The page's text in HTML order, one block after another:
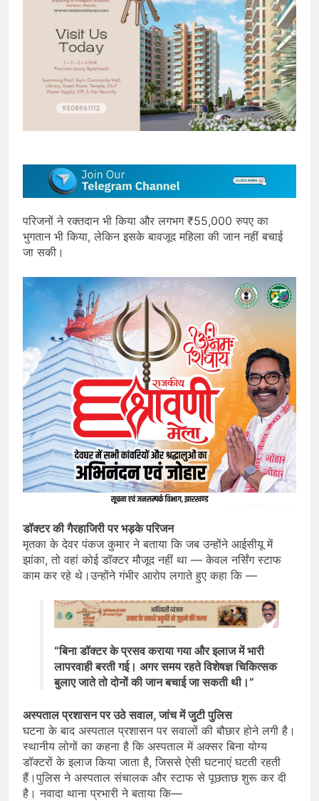
परिजनों ने रक्तदान भी किया और लगभग ₹55,000 रुपए का
भुगतान भी किया, लेकिन इसके बावजूद महिला की जान नहीं बचाई
जा सकी।
डॉक्टर की गैरहाजिरी पर भड़के परिजन
मृतका के देवर पंकज कुमार ने बताया कि जब उन्होंने आईसीयू में
झांका, तो वहां कोई डॉक्टर मौजूद नहीं था — केवल नर्सिंग स्टाफ
काम कर रहे थे।उन्होंने गंभीर आरोप लगाते हुए कहा कि —
“बिना डॉक्टर के प्रसव कराया गया और इलाज में भारी
लापरवाही बरती गई। अगर समय रहते विशेषज्ञ चिकित्सक
बुलाए जाते तो दोनों की जान बचाई जा सकती थी।”
अस्पताल प्रशासन पर उठे सवाल, जांच में जुटी पुलिस
घटना के बाद अस्पताल प्रशासन पर सवालों की बौछार होने लगी है।
स्थानीय लोगों का कहना है कि अस्पताल में अक्सर बिना योग्य
डॉक्टरों के इलाज किया जाता है, जिससे ऐसी घटनाएं घटती रहती
हैं।पुलिस ने अस्पताल संचालक और स्टाफ से पूछताछ शुरू कर दी
है। नवादा थाना प्रभारी ने बताया कि—